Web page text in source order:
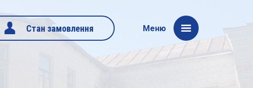
Стан замовлення Меню